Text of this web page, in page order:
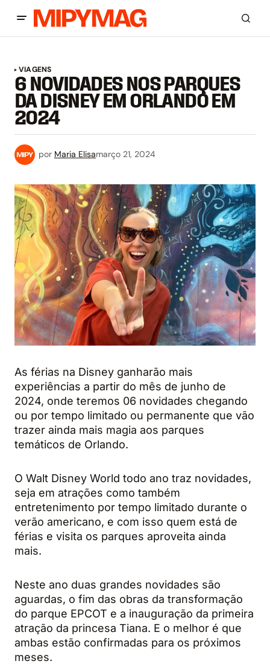
VIAGENS
6 NOVIDADES NOS PARQUES
DA DISNEY EM ORLANDO EM
2024
por Maria Elisamarço 21, 2024
As férias na Disney ganharão mais
experiências a partir do mês de junho de
2024, onde teremos 06 novidades chegando
ou por tempo limitado ou permanente que vão
trazer ainda mais magia aos parques
temáticos de Orlando.
O Walt Disney World todo ano traz novidades,
seja em atrações como também
entretenimento por tempo limitado durante o
verão americano, e com isso quem está de
férias e visita os parques aproveita ainda
mais.
Neste ano duas grandes novidades são
aguardas, o fim das obras da transformação
do parque EPCOT e a inauguração da primeira
atração da princesa Tiana. E o melhor é que
ambas estão confirmadas para os próximos
meses.